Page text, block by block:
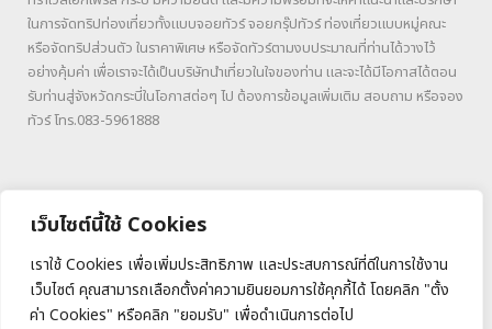
เว็บไซต์นี้ใช้ Cookies
เราใช้ Cookies เพื่อเพิ่มประสิทธิภาพ และประสบการณ์ที่ดีในการใช้งาน
เว็บไซต์ คุณสามารถเลือกตั้งค่าความยินยอมการใช้คุกกี้ได้ โดยคลิก "ตั้ง
ค่า Cookies" หรือคลิก "ยอมรับ" เพื่อดำเนินการต่อไป
ในการจัดทริปท่องเที่ยวทั้งแบบจอยทัวร์ จอยกรุ๊ปทัวร์ ท่องเที่ยวแบบหมู่คณะ
หรือจัดทริปส่วนตัว ในราคาพิเศษ หรือจัดทัวร์ตามงบประมาณที่ท่านได้วางไว้
อย่างคุ้มค่า เพื่อเราจะได้เป็นบริษัทนำเที่ยวในใจของท่าน และจะได้มีโอกาสได้ตอน
รับท่านสู่จังหวัดกระบี่ในโอกาสต่อๆ ไป ต้องการข้อมูลเพิ่มเติม สอบถาม หรือจอง
ทัวร์ โทร.083-5961888